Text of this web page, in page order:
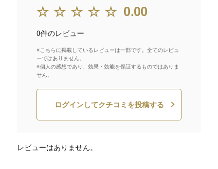
☆☆☆☆☆ 0.00
0件のレビュー
※こちらに掲載しているレビューは一部です。全てのレビュ
ーではありません。
※個人の感想であり、効果・効能を保証するものではありま
せん。
ログインしてクチコミを投稿する
レビューはありません。